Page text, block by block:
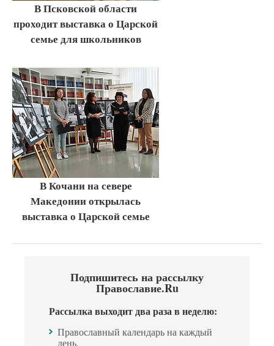
В Псковской области
проходит выставка о Царской
семье для школьников
В Кочани на севере
Македонии открылась
выставка о Царской семье
Подпишитесь на рассылку
Православие.Ru
Рассылка выходит два раза в неделю:
Православный календарь на каждый
день.